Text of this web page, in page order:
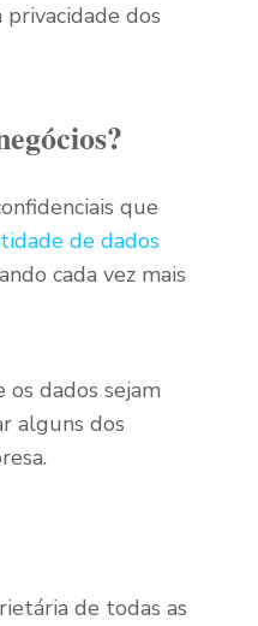
dos
que
de dados
cada vez mais
dados sejam
alguns dos
de todas as